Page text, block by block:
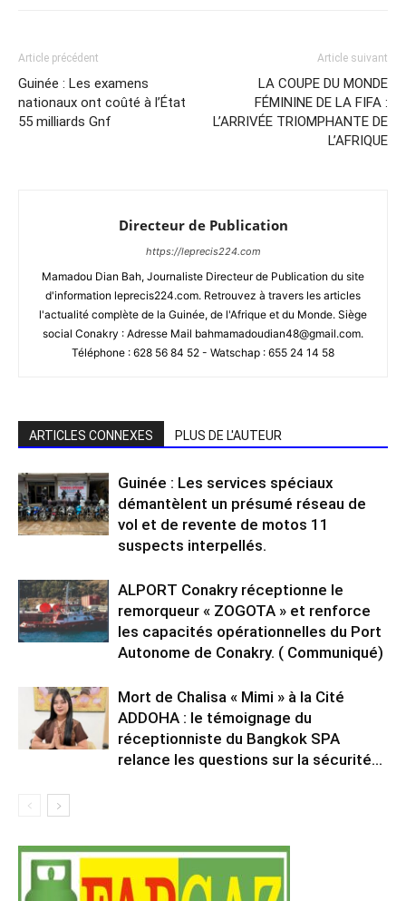
Article précédent
Guinée : Les examens
nationaux ont coûté à l’État
55 milliards Gnf
Article suivant
LA COUPE DU MONDE
FÉMININE DE LA FIFA :
L’ARRIVÉE TRIOMPHANTE DE
L’AFRIQUE
Directeur de Publication
https://leprecis224.com
Mamadou Dian Bah, Journaliste Directeur de Publication du site
d'information leprecis224.com. Retrouvez à travers les articles
l'actualité complète de la Guinée, de l'Afrique et du Monde. Siège
social Conakry : Adresse Mail bahmamadoudian48@gmail.com.
Téléphone : 628 56 84 52 - Watschap : 655 24 14 58
ARTICLES CONNEXES PLUS DE L'AUTEUR
Guinée : Les services spéciaux
démantèlent un présumé réseau de
vol et de revente de motos 11
suspects interpellés.
ALPORT Conakry réceptionne le
remorqueur « ZOGOTA » et renforce
les capacités opérationnelles du Port
Autonome de Conakry. ( Communiqué)
Mort de Chalisa « Mimi » à la Cité
ADDOHA : le témoignage du
réceptionniste du Bangkok SPA
relance les questions sur la sécurité...